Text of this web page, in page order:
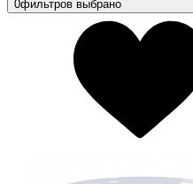
0фильтров выбрано